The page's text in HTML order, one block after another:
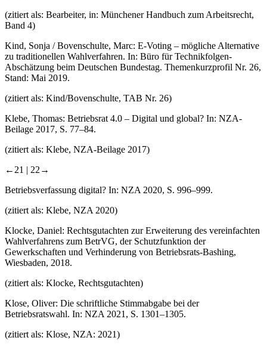
(zitiert als: Bearbeiter, in: Münchener Handbuch zum Arbeitsrecht,
Band 4)
Kind, Sonja / Bovenschulte, Marc: E-Voting – mögliche Alternative
zu traditionellen Wahlverfahren. In: Büro für Technikfolgen-
Abschätzung beim Deutschen Bundestag. Themenkurzprofil Nr. 26,
Stand: Mai 2019.
(zitiert als: Kind/Bovenschulte, TAB Nr. 26)
Klebe, Thomas: Betriebsrat 4.0 – Digital und global? In: NZA-
Beilage 2017, S. 77–84.
(zitiert als: Klebe, NZA-Beilage 2017)
←21 | 22→
Betriebsverfassung digital? In: NZA 2020, S. 996–999.
(zitiert als: Klebe, NZA 2020)
Klocke, Daniel: Rechtsgutachten zur Erweiterung des vereinfachten
Wahlverfahrens zum BetrVG, der Schutzfunktion der
Gewerkschaften und Verhinderung von Betriebsrats-Bashing,
Wiesbaden, 2018.
(zitiert als: Klocke, Rechtsgutachten)
Klose, Oliver: Die schriftliche Stimmabgabe bei der
Betriebsratswahl. In: NZA 2021, S. 1301–1305.
(zitiert als: Klose, NZA: 2021)